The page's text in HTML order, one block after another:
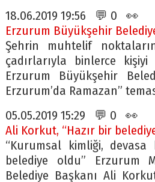
18.06.2019 19:56 💬 0 👀
Erzurum Büyükşehir
Şehrin muhtelif
çadırlarıyla binlerce
Erzurum Büyükşehir
Erzurum’da Ramazan”
05.05.2019 15:29 💬 0 👀
Ali Korkut, “Hazır bir
“Kurumsal kimliği,
belediye oldu” Erzurum
Belediye Başkanı Ali